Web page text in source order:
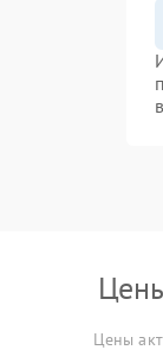
Цены